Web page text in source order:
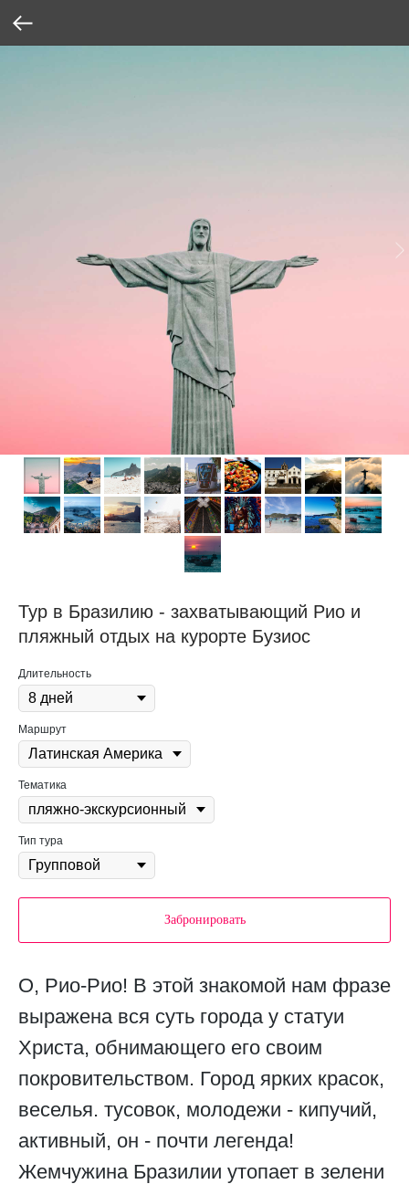
Тур в Бразилию - захватывающий Рио и
пляжный отдых на курорте Бузиос
Длительность
Маршрут
Тематика
Тип тура
Забронировать
О, Рио-Рио! В этой знакомой нам фразе
выражена вся суть города у статуи
Христа, обнимающего его своим
покровительством. Город ярких красок,
веселья. тусовок, молодежи - кипучий,
активный, он - почти легенда!
Жемчужина Бразилии утопает в зелени